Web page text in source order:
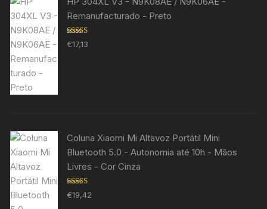
Remanufacturado - Preto
Avaliação
5.00 de 5
€17,13
Coluna Xiaomi Mi Altavoz Portátil Mini
Bluetooth 5.0 - Autonomia até 10h - Mãos
Livres - Cor Cinza
Avaliação
5.00de 5
€19,42